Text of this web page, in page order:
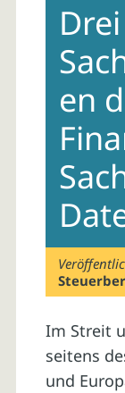
contentDrei
en
Im Streit
seitens
und